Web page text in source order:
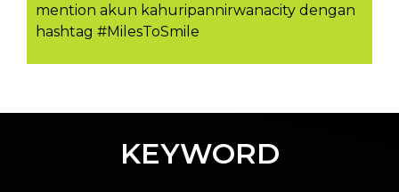
mention akun kahuripannirwanacity dengan
hashtag #MilesToSmil​e
KEYWORD